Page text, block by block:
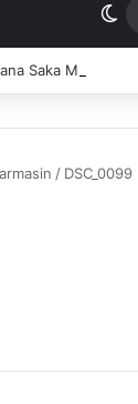
Saka
/ DSC_0099